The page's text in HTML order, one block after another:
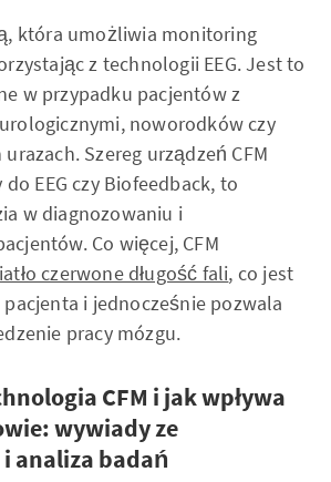
która umożliwia monitoring
z technologii EEG. Jest to
w przypadku pacjentów z
noworodków czy
Szereg urządzeń CFM
EEG czy Biofeedback, to
w diagnozowaniu i
Co więcej, CFM
czerwone długość fali, co jest
i jednocześnie pozwala
pracy mózgu.
CFM i jak wpływa
wywiady ze
analiza badań